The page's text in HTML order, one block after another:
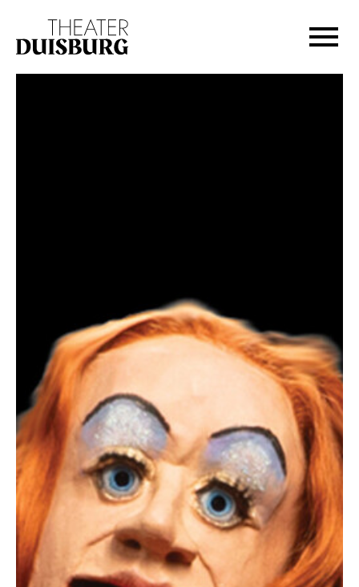
Zur Hauptnavigation springen
Zum Footer springen